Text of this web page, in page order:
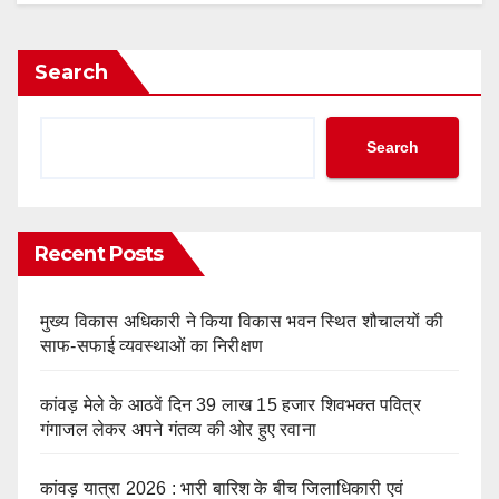
Search
Search
Recent Posts
मुख्य विकास अधिकारी ने किया विकास भवन स्थित शौचालयों की
साफ-सफाई व्यवस्थाओं का निरीक्षण
कांवड़ मेले के आठवें दिन 39 लाख 15 हजार शिवभक्त पवित्र
गंगाजल लेकर अपने गंतव्य की ओर हुए रवाना
कांवड़ यात्रा 2026 : भारी बारिश के बीच जिलाधिकारी एवं